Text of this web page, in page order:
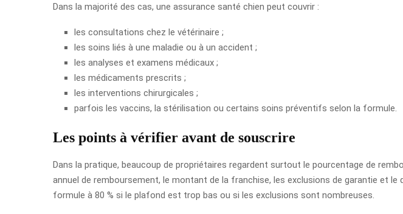
Dans la majorité des cas, une assurance santé chien peut couvrir :
les consultations chez le vétérinaire ;
les soins liés à une maladie ou à un accident ;
les analyses et examens médicaux ;
les médicaments prescrits ;
les interventions chirurgicales ;
parfois les vaccins, la stérilisation ou certains soins préventifs selon la formule.
Les points à vérifier avant de souscrire
Dans la pratique, beaucoup de propriétaires regardent surtout le pourcentage de
annuel de remboursement, le montant de la franchise, les exclusions de garantie et
formule à 80 % si le plafond est trop bas ou si les exclusions sont nombreuses.